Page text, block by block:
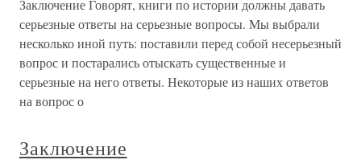
Заключение Говорят, книги по истории должны давать
серьезные ответы на серьезные вопросы. Мы выбрали
несколько иной путь: поставили перед собой несерьезный
вопрос и постарались отыскать существенные и
серьезные на него ответы. Некоторые из наших ответов
на вопрос о
Заключение